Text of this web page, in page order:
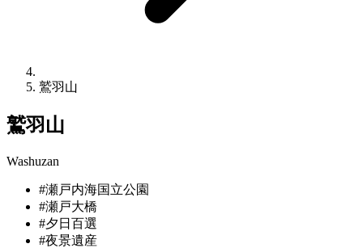
鷲羽山
鷲羽山
Washuzan
#瀬戸内海国立公園
#瀬戸大橋
#夕日百選
#夜景遺産